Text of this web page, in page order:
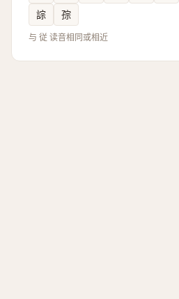
誴
孮
与 従 读音相同或相近